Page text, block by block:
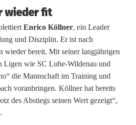
wieder fit
Enrico Köllner, ein Leader
und Disziplin. Er ist nach
wieder bereit. Mit seiner langjährigen
Ligen wie SC Luhe-Wildenau und
die Mannschaft im Training und
voranbringen. Köllner hat bereits
des Abstiegs seinen Wert gezeigt“,